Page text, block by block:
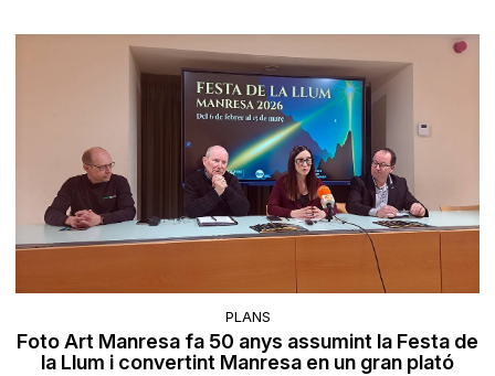
PLANS
Foto Art Manresa fa 50 anys assumint la Festa de
la Llum i convertint Manresa en un gran plató